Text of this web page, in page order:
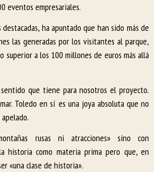
eventos empresariales.
ha apuntado que han sido más de
las generadas por los visitantes al parque,
superior a los 100 millones de euros más allá
que tiene para nosotros el proyecto.
Toledo en sí es una joya absoluta que no
rusas ni atracciones» sino con
historia como materia prima pero que, en
«una clase de historia».